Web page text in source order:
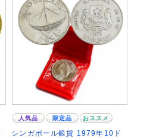
人気品 限定品 おススメ
シンガポール銀貨 1979年10ド